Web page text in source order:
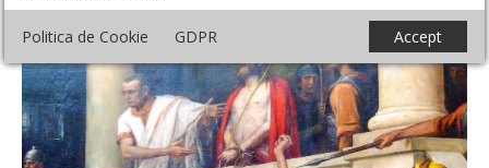
Politica de Cookie GDPR Accept